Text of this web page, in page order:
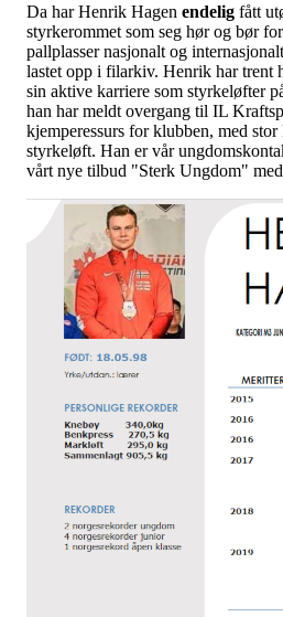
Da har Henrik Hagen endelig fått
styrkerommet som seg hør og bør
pallplasser nasjonalt og
lastet opp i filarkiv. Henrik har trent
sin aktive karriere som styrkeløfter
han har meldt overgang til IL
kjemperessurs for klubben, med
styrkeløft. Han er vår
vårt nye tilbud "Sterk Ungdom"